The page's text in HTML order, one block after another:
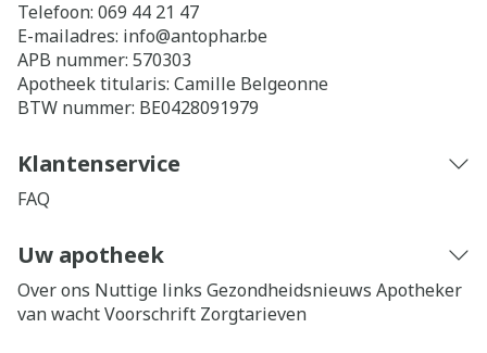
Telefoon: 069 44 21 47
E-mailadres: info@antophar.be
APB nummer: 570303
Apotheek titularis: Camille Belgeonne
BTW nummer: BE0428091979
Klantenservice
FAQ
Uw apotheek
Over ons Nuttige links Gezondheidsnieuws Apotheker
van wachtVoorschrift Zorgtarieven